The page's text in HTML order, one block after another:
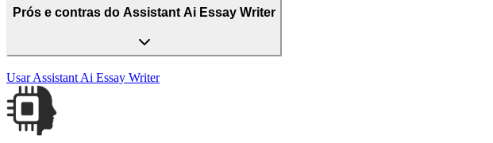
Prós e contras do Assistant Ai Essay Writer
Usar Assistant Ai Essay Writer